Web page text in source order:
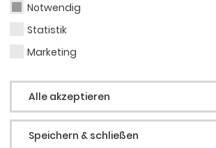
Notwendig
Statistik
Marketing
Alle akzeptieren
Speichern & schließen